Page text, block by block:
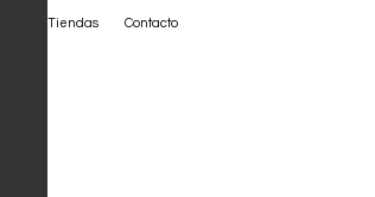
Tiendas Contacto